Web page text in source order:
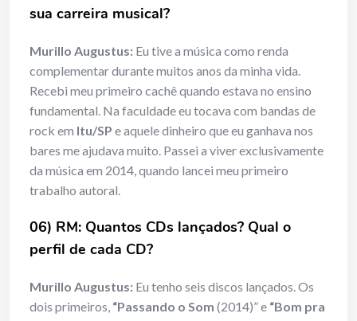
sua carreira musical?
Murillo Augustus: Eu tive a música como renda
complementar durante muitos anos da minha vida.
Recebi meu primeiro cachê quando estava no ensino
fundamental. Na faculdade eu tocava com bandas de
rock em Itu/SP e aquele dinheiro que eu ganhava nos
bares me ajudava muito. Passei a viver exclusivamente
da música em 2014, quando lancei meu primeiro
trabalho autoral.
06) RM: Quantos CDs lançados? Qual o
perfil de cada CD?
Murillo Augustus: Eu tenho seis discos lançados. Os
dois primeiros, “Passando o Som (2014)” e “Bom pra